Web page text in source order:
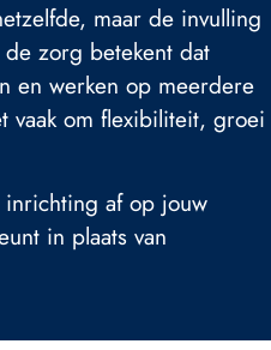
maar de invulling
zorg betekent dat
en werken op meerdere
vaak om flexibiliteit, groei
af op jouw
in plaats van